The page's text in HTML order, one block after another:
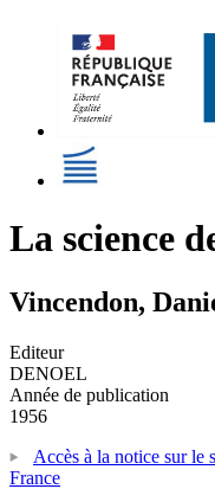
La science
Vincendon,
Editeur
DENOEL
Année de publication
1956
Accès à la notice sur le
France